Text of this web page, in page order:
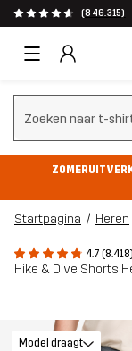
(846.315)
Zoeken wissen
Startpagina Heren
4.7 (8.418)
Hike & Dive Shorts
Model draagt